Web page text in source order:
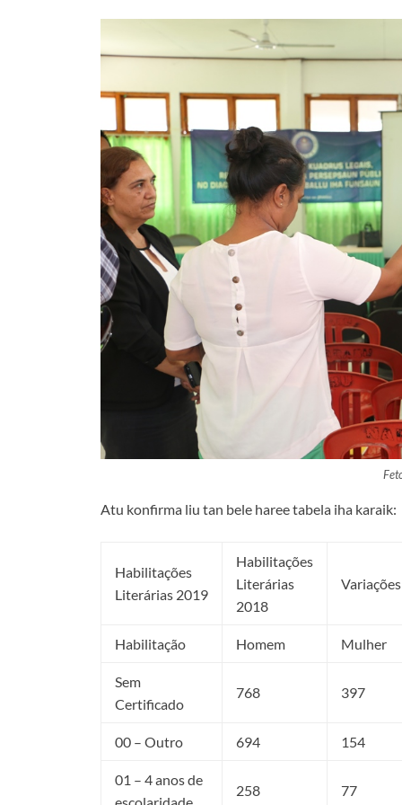
Atu konfirma liu tan bele haree tabela iha karaik:
Habilitações
Literárias 2019
Habilitações
Literárias
2018
Variações
Habilitação Homem Mulher
Sem
Certificado
768 397
00 – Outro 694 154
01 – 4 anos de
escolaridade
258 77